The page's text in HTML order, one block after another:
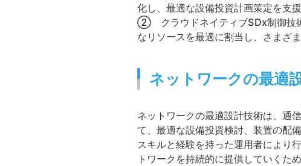
化し、最適な設備投資計画策定を支援
② クラウドネイティブSDx制御技術
なリソースを最適に割当し、さまざ
ネットワークの最適
ネットワークの最適設計技術は、通
て、最適な設備投資検討、装置の配
スキルと経験を持った運用者により
トワークを持続的に提供していくた